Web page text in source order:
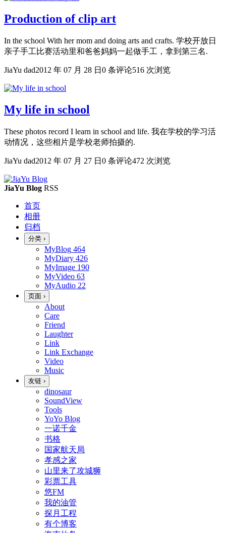
Production of clip art
In the school With her mom and doing arts and crafts. 学校开放日
亲子手工比赛活动里和爸爸妈妈一起做手工，拿到第三名.
JiaYu dad2012 年 07 月 28 日 0 条评论516 次浏览
My life in school
These photos record I learn in school and life. 我在学校的学习活
动情况，这些相片是学校老师拍摄的.
JiaYu dad2012 年 07 月 27 日 0 条评论472 次浏览
JiaYu Blog RSS
首页
相册
归档
分类 ›
MyBlog 464
MyDiary 426
MyImage 190
MyVideo 63
MyAudio 22
页面 ›
About
Care
Friend
Laughter
Link
Link Exchange
Video
Music
友链 ›
dinosaur
SoundView
Tools
YoYo Blog
一诺千金
书格
国家航天局
孝感之家
山里来了攻城狮
彩票工具
悠FM
我的油管
探月工程
有个博客